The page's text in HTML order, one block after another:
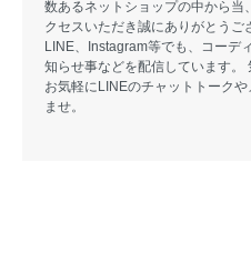
数あるネットショップの中から当
クセスいただき誠にありがとうご
LINE、Instagram等でも、コーデ
知らせ事などを配信しています。
お気軽にLINEのチャットトーク
ませ。